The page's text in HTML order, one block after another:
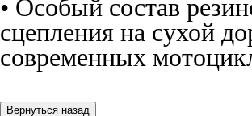
• Особый состав
сцепления на сухой
современных